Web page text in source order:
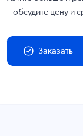
– обсудите цену и
Заказать